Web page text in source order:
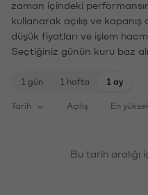
zaman içindeki
kullanarak açılış ve
düşük fiyatları ve işlem
Seçtiğiniz günün kuru baz
1 gün 1 hafta 1 ay
Tarih Açılış En
Bu tarih aralığı